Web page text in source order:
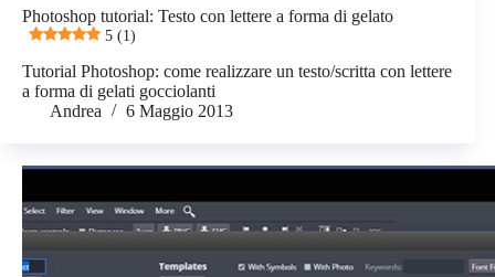
Photoshop tutorial: Testo con lettere a forma di gelato
5 (1)
Tutorial Photoshop: come realizzare un testo/scritta con lettere
a forma di gelati gocciolanti
Andrea
6 Maggio 2013